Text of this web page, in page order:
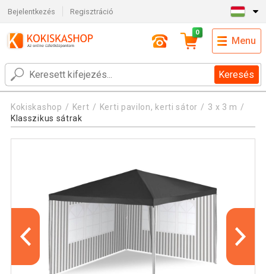
Bejelentkezés Regisztráció
Keresés
0
Menu
Kokiskashop Kert Kerti pavilon, kerti sátor
3 x 3 m
Klasszikus sátrak